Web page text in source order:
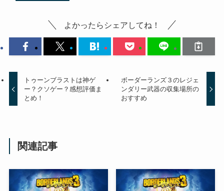
よかったらシェアしてね！
トゥーンブラストは神ゲ
ー？クソゲー？感想評価ま
とめ！
ボーダーランズ３のレジェ
ンダリー武器の収集場所の
おすすめ
関連記事